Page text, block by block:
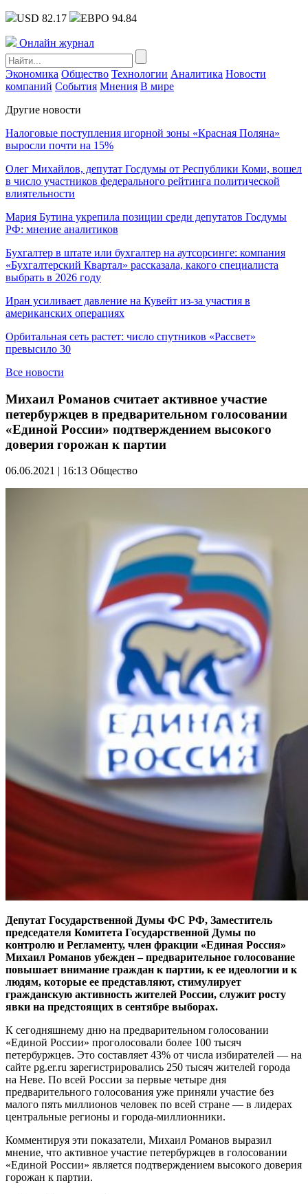
USD 82.17 ЕВРО 94.84
Онлайн журнал
Экономика Общество Технологии Аналитика Новости
компаний События Мнения В мире
Другие новости
Налоговые поступления игорной зоны «Красная Поляна»
выросли почти на 15%
Олег Михайлов, депутат Госдумы от Республики Коми, вошел
в число участников федерального рейтинга политической
влиятельности
Мария Бутина укрепила позиции среди депутатов Госдумы
РФ: мнение аналитиков
Бухгалтер в штате или бухгалтер на аутсорсинге: компания
«Бухгалтерский Квартал» рассказала, какого специалиста
выбрать в 2026 году
Иран усиливает давление на Кувейт из-за участия в
американских операциях
Орбитальная сеть растет: число спутников «Рассвет»
превысило 30
Все новости
Михаил Романов считает активное участие
петербуржцев в предварительном голосовании
«Единой России» подтверждением высокого
доверия горожан к партии
06.06.2021 | 16:13 Общество
Депутат Государственной Думы ФС РФ, Заместитель
председателя Комитета Государственной Думы по
контролю и Регламенту, член фракции «Единая Россия»
Михаил Романов убежден – предварительное голосование
повышает внимание граждан к партии, к ее идеологии и к
людям, которые ее представляют, стимулирует
гражданскую активность жителей России, служит росту
явки на предстоящих в сентябре выборах.
К сегодняшнему дню на предварительном голосовании
«Единой России» проголосовали более 100 тысяч
петербуржцев. Это составляет 43% от числа избирателей — на
сайте pg.er.ru зарегистрировались 250 тысяч жителей города
на Неве. По всей России за первые четыре дня
предварительного голосования уже приняли участие без
малого пять миллионов человек по всей стране — в лидерах
центральные регионы и города-миллионники.
Комментируя эти показатели, Михаил Романов выразил
мнение, что активное участие петербуржцев в голосовании
«Единой России» является подтверждением высокого доверия
горожан к партии.